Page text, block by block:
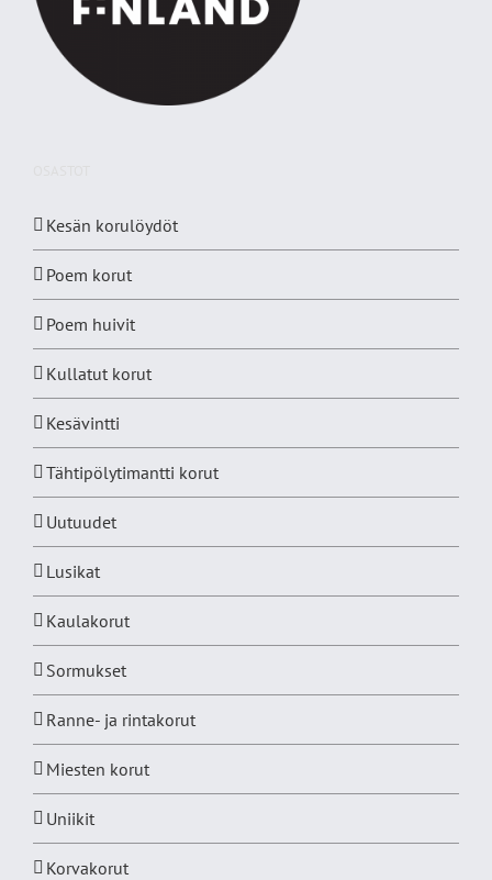
Kesän korulöydöt
Poem korut
Poem huivit
Kullatut korut
Kesävintti
Tähtipölytimantti korut
Uutuudet
Lusikat
Kaulakorut
Sormukset
Ranne- ja rintakorut
Miesten korut
Uniikit
Korvakorut